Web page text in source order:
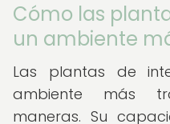
Cómo las
un ambiente
Las plantas de
ambiente más
maneras. Su